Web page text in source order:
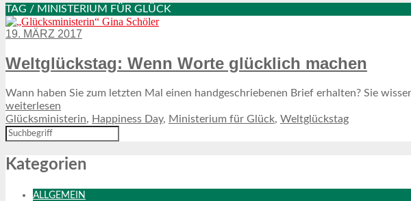
TAG / MINISTERIUM FÜR GLÜCK
19. MÄRZ 2017
Weltglückstag: Wenn Worte glücklich machen
Wann haben Sie zum letzten Mal einen handgeschriebenen Brief erhalten? Sie
weiterlesen
Glücksministerin, Happiness Day, Ministerium für Glück, Weltglückstag
Kategorien
ALLGEMEIN